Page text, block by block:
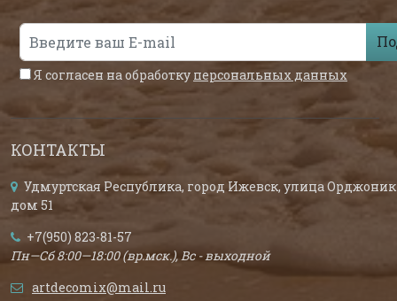
Я согласен на обработку персональных данных
КОНТАКТЫ
Удмуртская Республика, город Ижевск, улица
дом 51
+7(950) 823-81-57
Пн—Сб 8:00—18:00 (вр.мск.), Вс - выходной
artdecomix@mail.ru